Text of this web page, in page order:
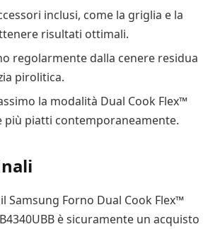
inclusi, come la griglia e la
risultati ottimali.
regolarmente dalla cenere residua
pirolitica.
la modalità Dual Cook Flex™
più piatti contemporaneamente.
Samsung Forno Dual Cook Flex™
è sicuramente un acquisto